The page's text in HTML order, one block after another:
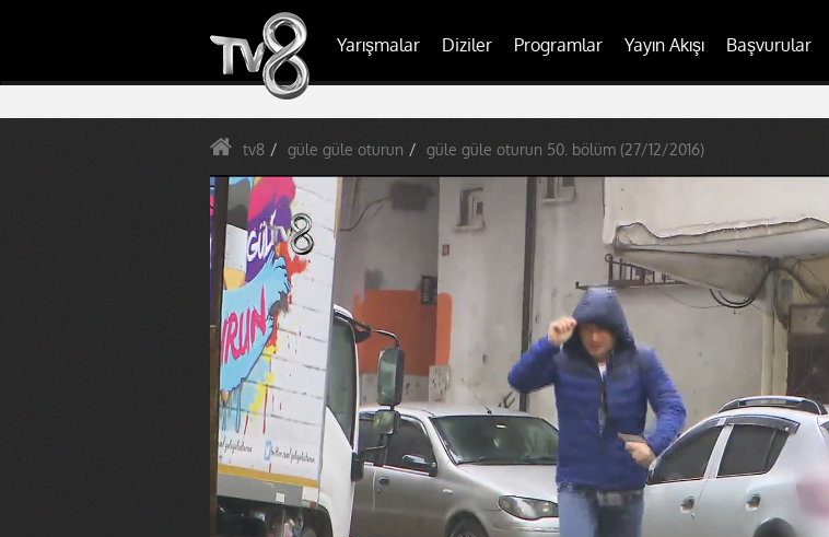
Yarışmalar Diziler Programlar Yayın Akışı Başvurular
tv8 güle güle oturun güle güle oturun 50. bölüm (27/12/2016)